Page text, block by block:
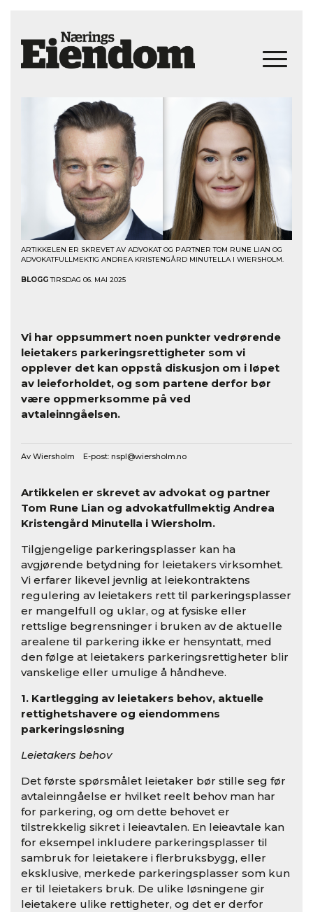
ARTIKKELEN ER SKREVET AV ADVOKAT OG PARTNER TOM RUNE LIAN OG
ADVOKATFULLMEKTIG ANDREA KRISTENGÅRD MINUTELLA I WIERSHOLM.
BLOGGTIRSDAG 06. MAI 2025
Vi har oppsummert noen punkter vedrørende
leietakers parkeringsrettigheter som vi
opplever det kan oppstå diskusjon om i løpet
av leieforholdet, og som partene derfor bør
være oppmerksomme på ved
avtaleinngåelsen.
Av Wiersholm E-post: nspl@wiersholm.no
Artikkelen er skrevet av advokat og partner
Tom Rune Lian og advokatfullmektig Andrea
Kristengård Minutella i Wiersholm.
Tilgjengelige parkeringsplasser kan ha
avgjørende betydning for leietakers virksomhet.
Vi erfarer likevel jevnlig at leiekontraktens
regulering av leietakers rett til parkeringsplasser
er mangelfull og uklar, og at fysiske eller
rettslige begrensninger i bruken av de aktuelle
arealene til parkering ikke er hensyntatt, med
den følge at leietakers parkeringsrettigheter blir
vanskelige eller umulige å håndheve.
1. Kartlegging av leietakers behov, aktuelle
rettighetshavere og eiendommens
parkeringsløsning
Leietakers behov
Det første spørsmålet leietaker bør stille seg før
avtaleinngåelse er hvilket reelt behov man har
for parkering, og om dette behovet er
tilstrekkelig sikret i leieavtalen. En leieavtale kan
for eksempel inkludere parkeringsplasser til
sambruk for leietakere i flerbruksbygg, eller
eksklusive, merkede parkeringsplasser som kun
er til leietakers bruk. De ulike løsningene gir
leietakere ulike rettigheter, og det er derfor